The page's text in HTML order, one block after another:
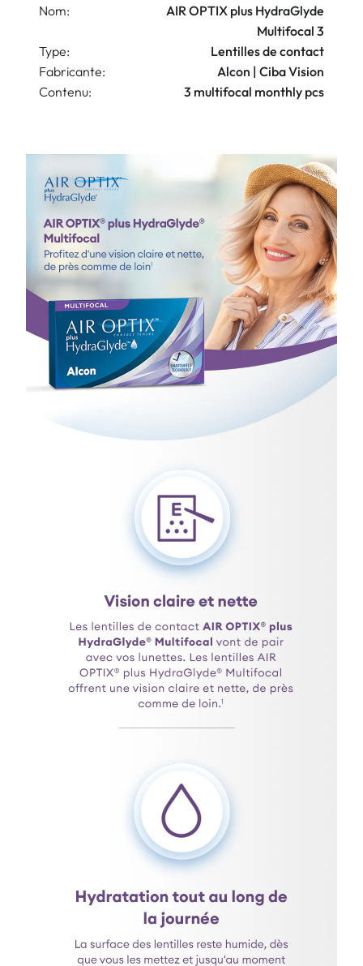
Nom:
AIR OPTIX plus HydraGlyde
Multifocal 3
Type:
Lentilles de contact
Fabricante:
Alcon | Ciba Vision
Contenu:
3 multifocal monthly pcs